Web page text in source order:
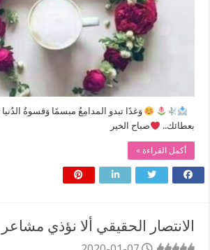
‏وَغدًا تبدو المدامِعُ مبسمًا وَقسوةُ
بعطائك..
صباح الخير
أكمل القراءة »
الانتصار الحقيقي ألا نؤذي